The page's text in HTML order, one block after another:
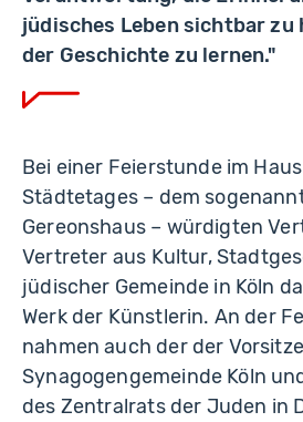
jüdisches Leben sichtbar zu
der Geschichte zu lernen."
Bei einer Feierstunde im
Städtetages – dem
Gereonshaus – würdigten
Vertreter aus Kultur,
jüdischer Gemeinde in Köln
Werk der Künstlerin. An der
nahmen auch der der
Synagogengemeinde Köln
des Zentralrats der Juden in